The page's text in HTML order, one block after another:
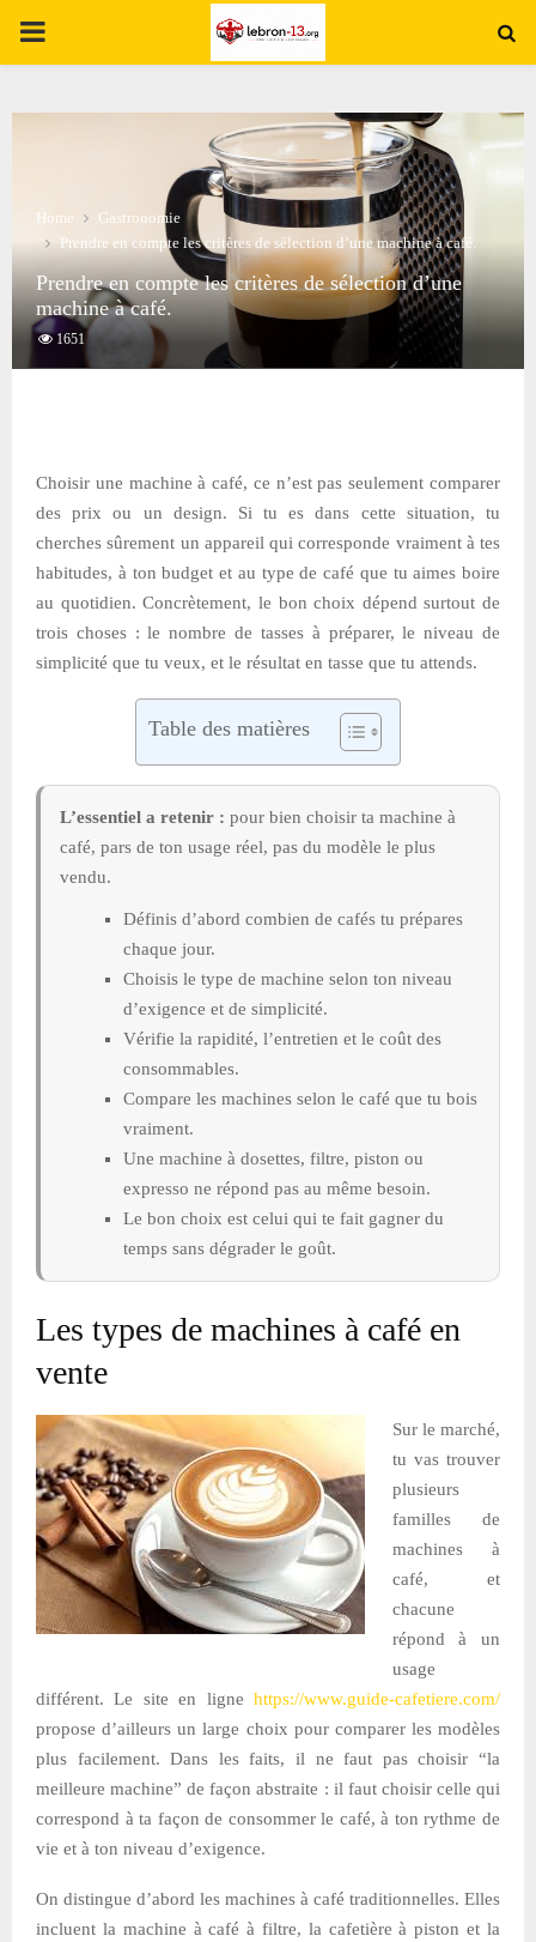
PRIMARY
Home
Gastronomie
Prendre en compte les critères de sélection d’une machine à café.
Prendre en compte les critères de sélection d’une
machine à café.
1651
Choisir une machine à café, ce n’est pas seulement comparer
des prix ou un design. Si tu es dans cette situation, tu
cherches sûrement un appareil qui corresponde vraiment à tes
habitudes, à ton budget et au type de café que tu aimes boire
au quotidien. Concrètement, le bon choix dépend surtout de
trois choses : le nombre de tasses à préparer, le niveau de
simplicité que tu veux, et le résultat en tasse que tu attends.
Table des matières
L’essentiel a retenir : pour bien choisir ta machine à
café, pars de ton usage réel, pas du modèle le plus
vendu.
Définis d’abord combien de cafés tu prépares
chaque jour.
Choisis le type de machine selon ton niveau
d’exigence et de simplicité.
Vérifie la rapidité, l’entretien et le coût des
consommables.
Compare les machines selon le café que tu bois
vraiment.
Une machine à dosettes, filtre, piston ou
expresso ne répond pas au même besoin.
Le bon choix est celui qui te fait gagner du
temps sans dégrader le goût.
Les types de machines à café en
vente
Sur le marché,
tu vas trouver
plusieurs
familles de
machines à
café, et
chacune
répond à un
usage
différent. Le site en ligne https://www.guide-cafetiere.com/
propose d’ailleurs un large choix pour comparer les modèles
plus facilement. Dans les faits, il ne faut pas choisir “la
meilleure machine” de façon abstraite : il faut choisir celle qui
correspond à ta façon de consommer le café, à ton rythme de
vie et à ton niveau d’exigence.
On distingue d’abord les machines à café traditionnelles. Elles
incluent la machine à café à filtre, la cafetière à piston et la